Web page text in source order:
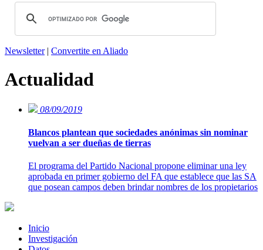
Newsletter| Convertite en Aliado
Actualidad
08/09/2019
Blancos plantean que sociedades anónimas sin nominar
vuelvan a ser dueñas de tierras
El programa del Partido Nacional propone eliminar una ley
aprobada en primer gobierno del FA que establece que las SA
que posean campos deben brindar nombres de los propietarios
Inicio
Investigación